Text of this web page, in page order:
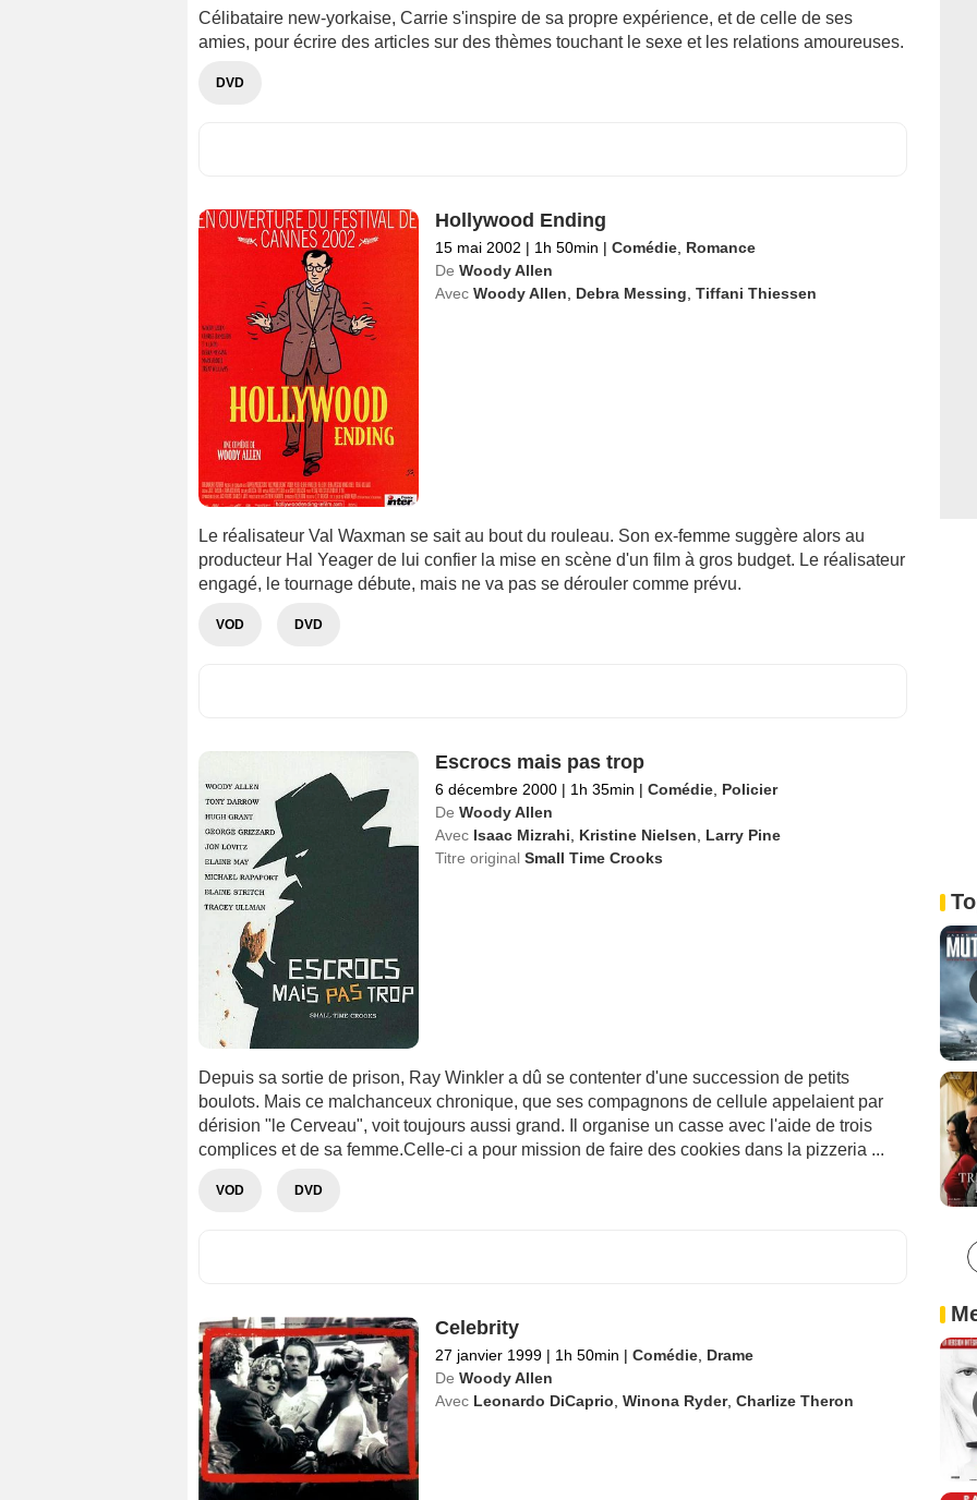
Célibataire new-yorkaise, Carrie s'inspire de sa propre expérience, et de celle de ses
amies, pour écrire des articles sur des thèmes touchant le sexe et les relations amoureuses.
DVD
Hollywood Ending
15 mai 2002 | 1h 50min | Comédie, Romance
De Woody Allen
Avec Woody Allen Debra Messing Tiffani Thiessen
Le réalisateur Val Waxman se sait au bout du rouleau. Son ex-femme suggère alors au
producteur Hal Yeager de lui confier la mise en scène d'un film à gros budget. Le réalisateur
engagé, le tournage débute, mais ne va pas se dérouler comme prévu.
VOD DVD
Escrocs mais pas trop
6 décembre 2000 | 1h 35min | Comédie, Policier
De Woody Allen
Avec Isaac Mizrahi Kristine Nielsen
Larry Pine
Titre original Small Time Crooks
Depuis sa sortie de prison, Ray Winkler a dû se contenter d'une succession de petits
boulots. Mais ce malchanceux chronique, que ses compagnons de cellule appelaient par
dérision "le Cerveau", voit toujours aussi grand. Il organise un casse avec l'aide de trois
complices et de sa femme.Celle-ci a pour mission de faire des cookies dans la pizzeria ...
VOD DVD
Celebrity
27 janvier 1999 | 1h 50min | Comédie, Drame
De Woody Allen
Avec Leonardo DiCaprio Winona Ryder, Charlize Theron